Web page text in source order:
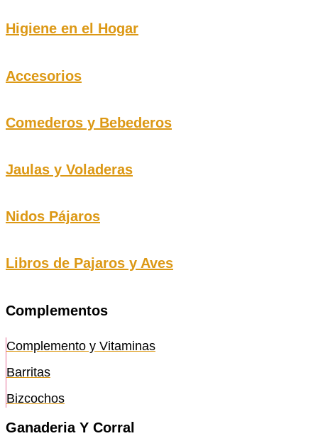
Higiene en el Hogar
Accesorios
Comederos y Bebederos
Jaulas y Voladeras
Nidos Pájaros
Libros de Pajaros y Aves
Complementos
Complemento y Vitaminas
Barritas
Bizcochos
Ganaderia Y Corral